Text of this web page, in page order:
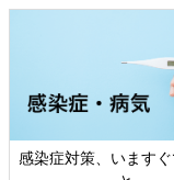
感染症対策、います